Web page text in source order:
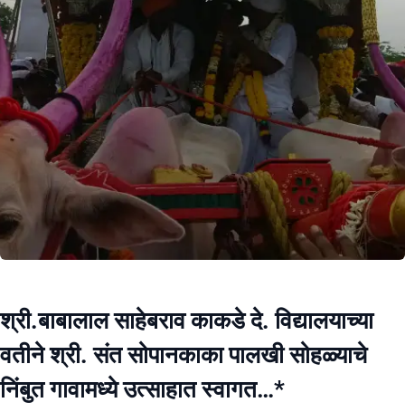
श्री.बाबालाल साहेबराव काकडे दे. विद्यालयाच्या
वतीने श्री. संत सोपानकाका पालखी सोहळ्याचे
निंबुत गावामध्ये उत्साहात स्वागत…*